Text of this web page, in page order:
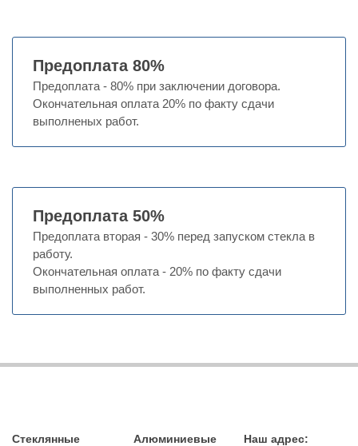
Предоплата 80%
Предоплата - 80% при заключении договора.
Окончательная оплата 20% по факту сдачи
выполненых работ.
Предоплата 50%
Предоплата вторая - 30% перед запуском стекла в
работу.
Окончательная оплата - 20% по факту сдачи
выполненных работ.
Стеклянные
Алюминиевые
Наш адрес: